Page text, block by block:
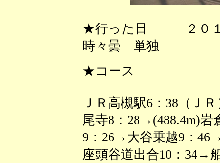
★行った日 ２０１
時々曇 単独
★コース
ＪＲ高槻駅6：38（Ｊ
尾寺8：28→(488.4m)岩
9：26→大谷乗越9：
座頭谷道出合10：34→